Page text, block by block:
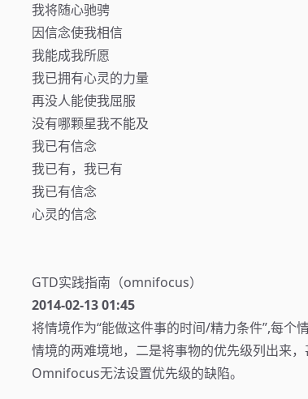
我将随心驰骋
因信念使我相信
我能成我所愿
我已拥有心灵的力量
再没人能使我屈服
没有哪颗星我不能及
我已有信念
我已有，我已有
我已有信念
心灵的信念
GTD实践指南（omnifocus）
2014-02-13 01:45
将情境作为“能做这件事的时间/精力条件”,每
情境的两难境地，二是将事物的优先级列出来
Omnifocus无法设置优先级的缺陷。